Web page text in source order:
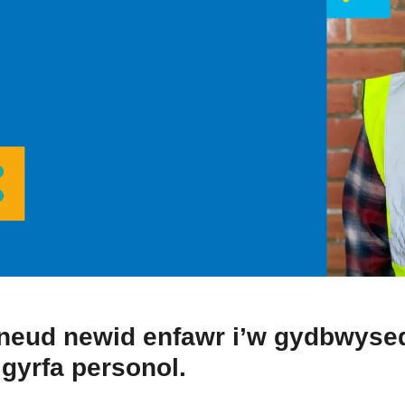
newid enfawr i’w
personol.